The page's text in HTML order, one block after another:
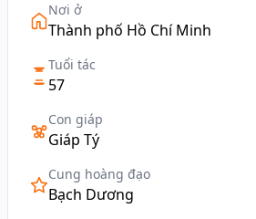
Nơi ở
Thành phố Hồ Chí Minh
Tuổi tác
57
Con giáp
Giáp Tý
Cung hoàng đạo
Bạch Dương